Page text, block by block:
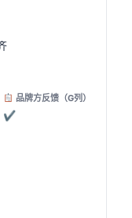
品牌方反馈（G列）
✔